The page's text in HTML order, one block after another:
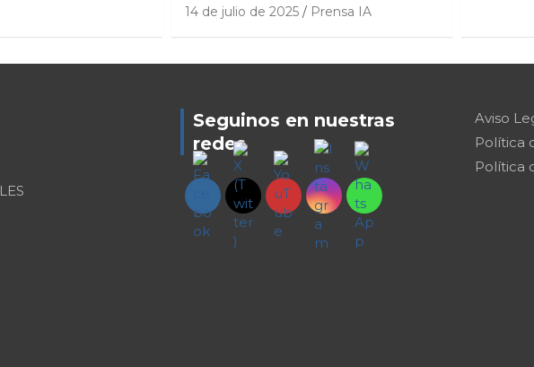
14 de julio de 2025 Prensa IA
Seguinos en nuestras
redes
Aviso
Política
Política